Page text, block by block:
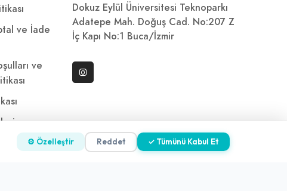
ve İade
ve
Metni
Dokuz Eylül Üniversitesi Teknoparkı
Adatepe Mah. Doğuş Cad. No:207 Z
İç Kapı No:1 Buca/İzmir
⚙ Özelleştir Reddet ✓ Tümünü Kabul Et